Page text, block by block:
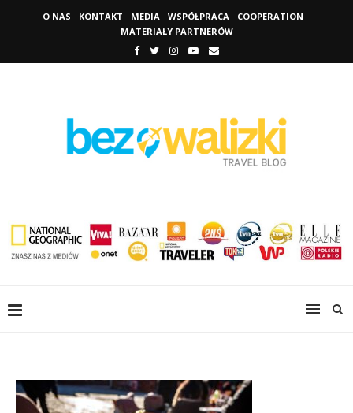
O NAS KONTAKT MEDIA WSPÓŁPRACA
COOPERATION
MATERIAŁY PARTNERÓW